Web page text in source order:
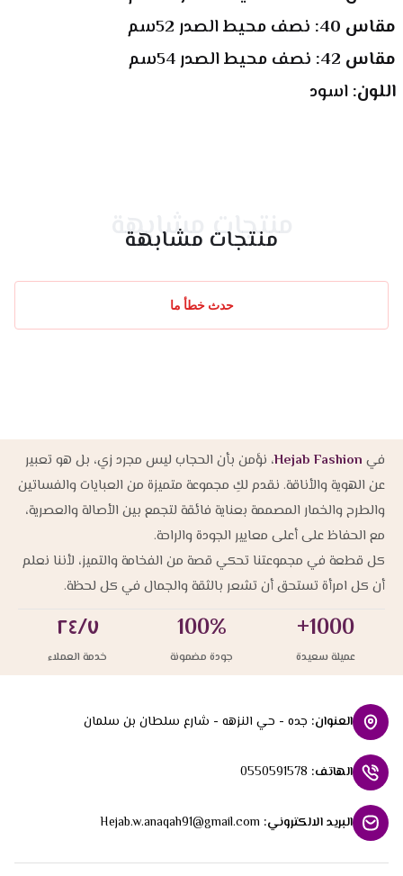
مقاس 40:
نصف محيط الصدر 52سم
مقاس 42:
نصف محيط الصدر 54سم
اللون: اسود
منتجات مشابهة
منتجات مشابهة
حدث خطأ ما
في Hejab Fashion، نؤمن بأن الحجاب ليس مجرد زي، بل هو تعبير
عن الهوية والأناقة. نقدم لكِ مجموعة متميزة من العبايات والفساتين
والطرح والخمار المصممة بعناية فائقة لتجمع بين الأصالة والعصرية،
مع الحفاظ على أعلى معايير الجودة والراحة.
كل قطعة في مجموعتنا تحكي قصة من الفخامة والتميز، لأننا نعلم
أن كل امرأة تستحق أن تشعر بالثقة والجمال في كل لحظة.
1000+
عميلة سعيدة
100%
جودة مضمونة
٢٤/٧
خدمة العملاء
العنوان: جده - حي النزهه - شارع سلطان بن سلمان
الهاتف:
0550591578
البريد الالكتروني:
Hejab.w.anaqah91@gmail.com